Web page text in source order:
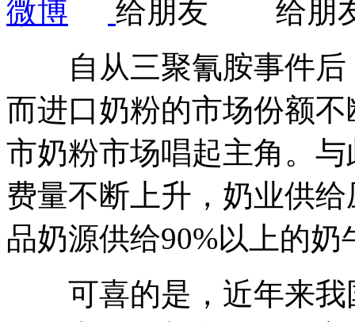
自从三聚氰胺事件后
而进口奶粉的市场份额
市奶粉市场唱起主角。
费量不断上升，奶业供
品奶源供给90%以上的
可喜的是，近年来我